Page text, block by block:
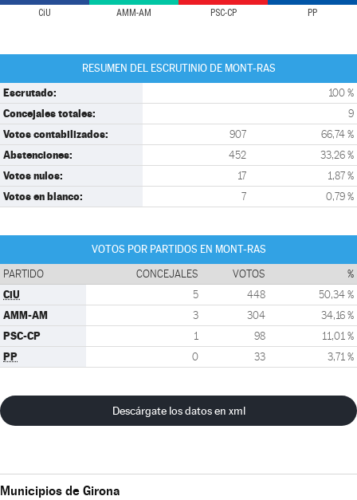
CiU AMM-AM PSC-CP PP
RESUMEN DEL ESCRUTINIO DE MONT-RAS
Escrutado: 100 %
Concejales totales: 9
Votos contabilizados: 907 66,74 %
Abstenciones: 452 33,26 %
Votos nulos: 17 1,87 %
Votos en blanco: 7 0,79 %
VOTOS POR PARTIDOS EN MONT-RAS
PARTIDO CONCEJALES VOTOS %
CiU 5 448 50,34 %
AMM-AM 3 304 34,16 %
PSC-CP 1 98 11,01 %
PP 0 33 3,71 %
Descárgate los datos en xml
Municipios de Girona